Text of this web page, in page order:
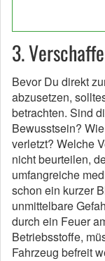
3.
Bevor Du direkt
abzusetzen,
betrachten. Sind
Bewusstsein?
verletzt? Welche
nicht beurteilen,
umfangreiche
schon ein kurzer
unmittelbare
durch ein Feuer
Betriebsstoffe,
Fahrzeug befreit